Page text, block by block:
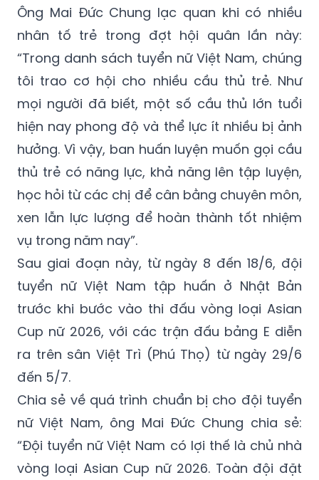
Ông Mai Đức Chung lạc quan khi có nhiều
nhân tố trẻ trong đợt hội quân lần này:
“Trong danh sách tuyển nữ Việt Nam, chúng
tôi trao cơ hội cho nhiều cầu thủ trẻ. Như
mọi người đã biết, một số cầu thủ lớn tuổi
hiện nay phong độ và thể lực ít nhiều bị ảnh
hưởng. Vì vậy, ban huấn luyện muốn gọi cầu
thủ trẻ có năng lực, khả năng lên tập luyện,
học hỏi từ các chị để cân bằng chuyên môn,
xen lẫn lực lượng để hoàn thành tốt nhiệm
vụ trong năm nay”.
Sau giai đoạn này, từ ngày 8 đến 18/6, đội
tuyển nữ Việt Nam tập huấn ở Nhật Bản
trước khi bước vào thi đấu vòng loại Asian
Cup nữ 2026, với các trận đấu bảng E diễn
ra trên sân Việt Trì (Phú Thọ) từ ngày 29/6
đến 5/7.
Chia sẻ về quá trình chuẩn bị cho đội tuyển
nữ Việt Nam, ông Mai Đức Chung chia sẻ:
“Đội tuyển nữ Việt Nam có lợi thế là chủ nhà
vòng loại Asian Cup nữ 2026. Toàn đội đặt